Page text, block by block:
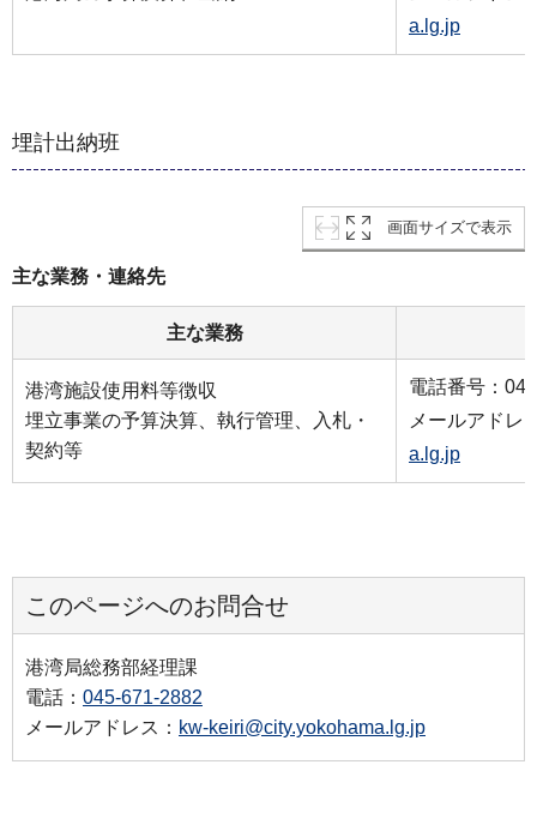
a.lg.jp
埋計出納班
画面サイズで表示
主な業務・連絡先
主な業務
港湾施設使用料等徴収
埋立事業の予算決算、執行管理、入札・
契約等
電話番号：
メールアドレ
a.lg.jp
このページへのお問合せ
港湾局総務部経理課
電話： 045-671-2882
メールアドレス： kw-keiri@city.yokohama.lg.jp